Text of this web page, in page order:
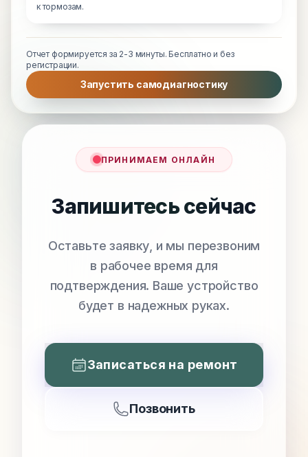
к тормозам.
Отчет формируется за 2-3 минуты. Бесплатно и без
регистрации.
Запустить самодиагностику
ПРИНИМАЕМ ОНЛАЙН
Запишитесь сейчас
Оставьте заявку, и мы перезвоним
в рабочее время для
подтверждения. Ваше устройство
будет в надежных руках.
Записаться на ремонт
Позвонить